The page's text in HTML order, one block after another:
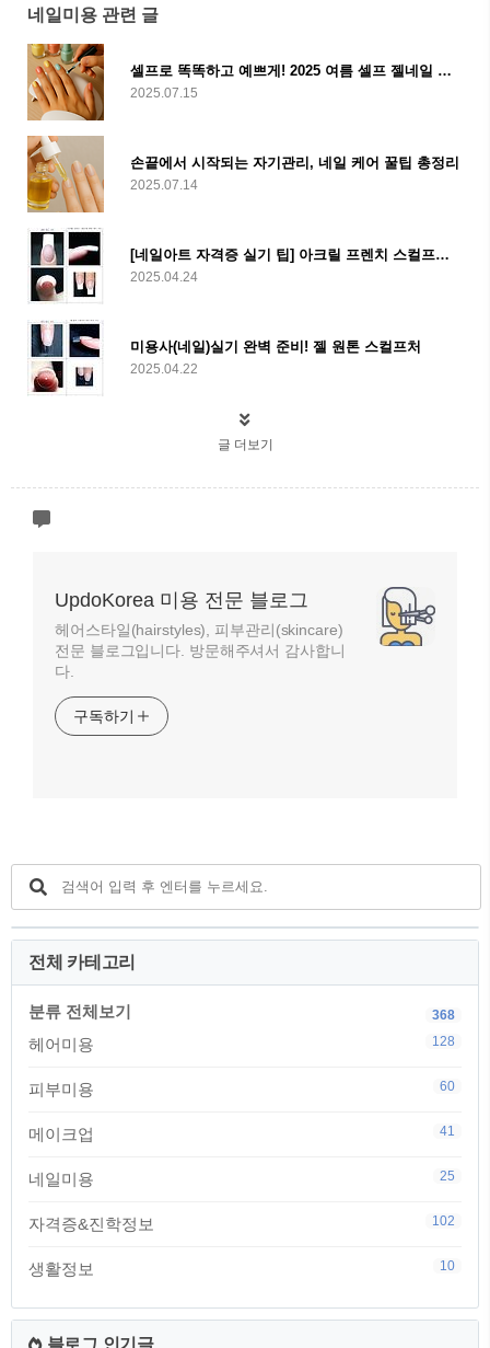
네일미용 관련 글
셀프로 똑똑하고 예쁘게! 2025 여름 셀프 젤네일 꿀팁 대방출
2025.07.15
손끝에서 시작되는 자기관리, 네일 케어 꿀팁 총정리
2025.07.14
[네일아트 자격증 실기 팁] 아크릴 프렌치 스컬프처 완벽 가이드!
2025.04.24
미용사(네일)실기 완벽 준비! 젤 원톤 스컬프처
2025.04.22
글 더보기
UpdoKorea 미용 전문 블로그
헤어스타일(hairstyles), 피부관리(skincare)
전문 블로그입니다. 방문해주셔서 감사합니
다.
구독하기
전체 카테고리
분류 전체보기 368
헤어미용 128
피부미용 60
메이크업 41
네일미용 25
자격증&진학정보 102
생활정보 10
블로그 인기글